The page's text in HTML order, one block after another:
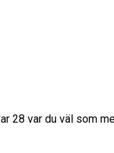
28 var du väl som